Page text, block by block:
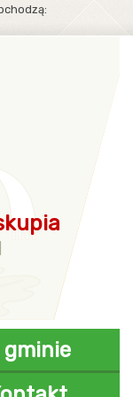
gminie